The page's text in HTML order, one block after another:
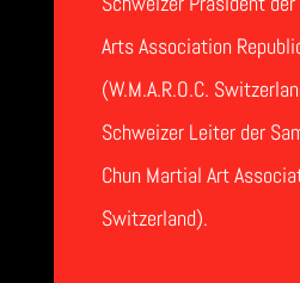
Arts Association
(W.M.A.R.O.C.
Schweizer Leiter der
Chun Martial Art
Switzerland).